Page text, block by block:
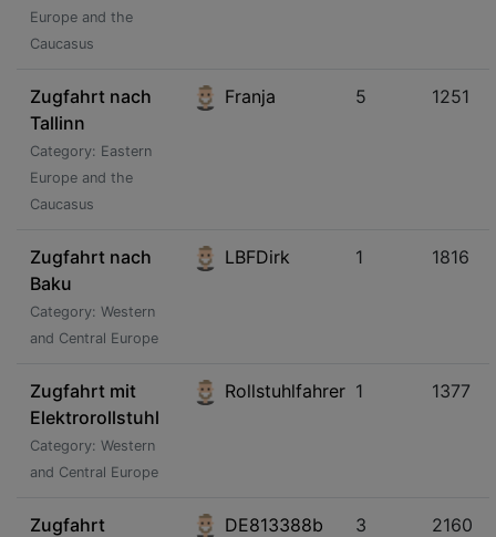
Europe and the
Caucasus
Zugfahrt nach
Tallinn
Category: Eastern
Europe and the
Caucasus
Franja 5 1251
Zugfahrt nach
Baku
Category: Western
and Central Europe
LBFDirk 1 1816
Zugfahrt mit
Elektrorollstuhl
Category: Western
and Central Europe
Rollstuhlfahrer 1 1377
Zugfahrt DE813388b 3 2160